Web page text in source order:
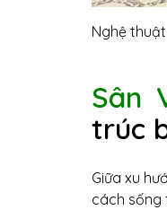
Nghệ
Sân
trúc
Giữa xu
cách sống